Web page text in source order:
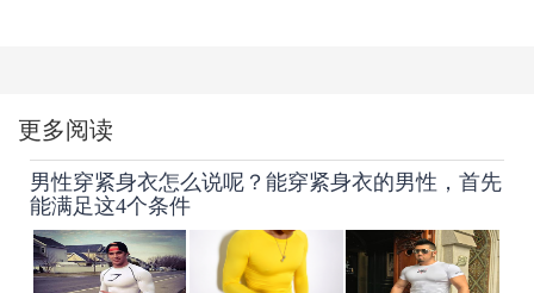
更多阅读
男性穿紧身衣怎么说呢？能穿紧身衣的男性，首先
能满足这4个条件